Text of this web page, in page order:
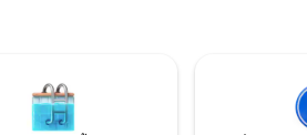
บริเวณใกล้เคียง